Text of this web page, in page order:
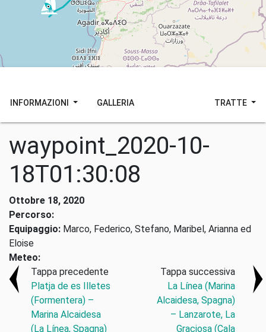
INFORMAZIONI GALLERIA TRATTE
waypoint_2020-10-
18T01:30:08
Ottobre 18, 2020
Percorso:
Equipaggio: Marco, Federico, Stefano, Maribel, Arianna ed
Eloise
Meteo:
Tappa precedente
Platja de es Illetes
(Formentera) –
Marina Alcaidesa
(La Línea, Spagna)
Tappa successiva
La Línea (Marina
Alcaidesa, Spagna)
– Lanzarote, La
Graciosa (Cala